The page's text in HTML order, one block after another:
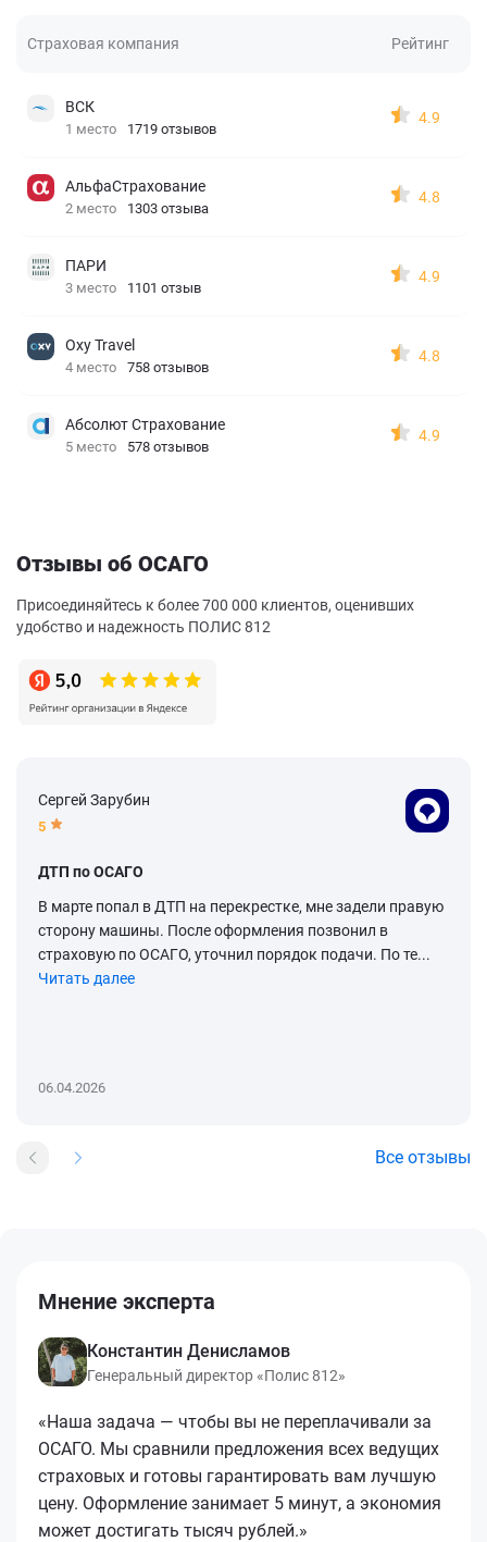
Страховая компания Рейтинг
ВСК
1 место 1719 отзывов
4.9
АльфаСтрахование
2 место 1303 отзыва
4.8
ПАРИ
3 место 1101 отзыв
4.9
Oxy Travel
4 место 758 отзывов
4.8
Абсолют Страхование
5 место 578 отзывов
4.9
Отзывы об ОСАГО
Присоединяйтесь к более 700 000 клиентов, оценивших
удобство и надежность ПОЛИС 812
Сергей Зарубин
5
ДТП по ОСАГО
В марте попал в ДТП на перекрестке, мне задели правую
сторону машины. После оформления позвонил в
страховую по ОСАГО, уточнил порядок подачи. По те...
Читать далее
06.04.2026
Все отзывы
Мнение эксперта
Константин Денисламов
Генеральный директор «Полис 812»
«Наша задача — чтобы вы не переплачивали за
ОСАГО. Мы сравнили предложения всех ведущих
страховых и готовы гарантировать вам лучшую
цену. Оформление занимает 5 минут, а экономия
может достигать тысяч рублей.»